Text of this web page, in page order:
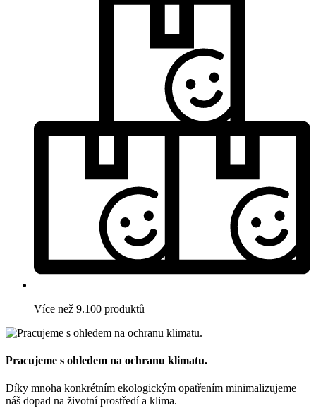
Více než 9.100 produktů
Pracujeme s ohledem na ochranu klimatu.
Díky mnoha konkrétním ekologickým opatřením minimalizujeme
náš dopad na životní prostředí a klima.